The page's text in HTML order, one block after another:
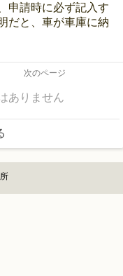
申請時に必ず記入す
だと、車が車庫に納
次のページ
ありません